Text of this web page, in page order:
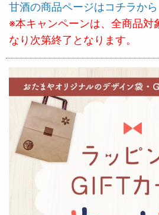
甘酒の商品ページはコチラか
※本キャンペーンは、全商品対
なり次第終了となります。